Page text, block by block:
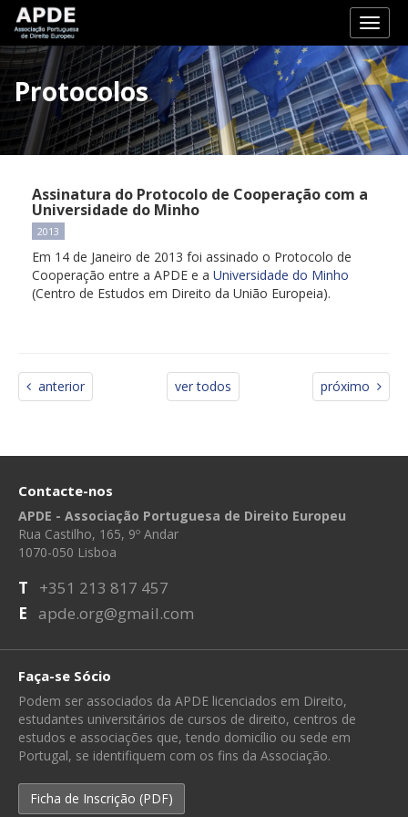
Protocolos
Assinatura do Protocolo de Cooperação com a
Universidade do Minho
2013
Em 14 de Janeiro de 2013 foi assinado o Protocolo de
Cooperação entre a APDE e a Universidade do Minho
(Centro de Estudos em Direito da União Europeia).
anterior ver todos próximo
Contacte-nos
APDE - Associação Portuguesa de Direito Europeu
Rua Castilho, 165, 9º Andar
1070-050 Lisboa
T +351 213 817 457
E apde.org@gmail.com
Faça-se Sócio
Podem ser associados da APDE licenciados em Direito,
estudantes universitários de cursos de direito, centros de
estudos e associações que, tendo domicílio ou sede em
Portugal, se identifiquem com os fins da Associação.
Ficha de Inscrição (PDF)